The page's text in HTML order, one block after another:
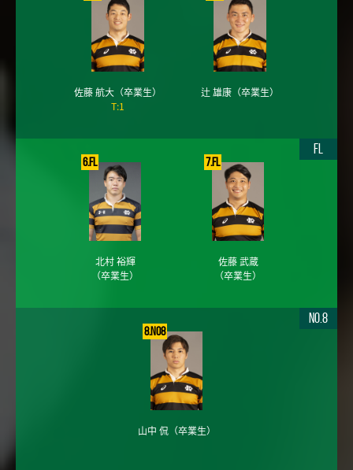
佐藤 航大 （卒業生）
T:1
辻 雄康（卒業生）
6.FL
北村 裕輝
（卒業生）
7.FL
佐藤 武蔵
（卒業生）
FL
8.No8
山中 侃（卒業生）
No.8